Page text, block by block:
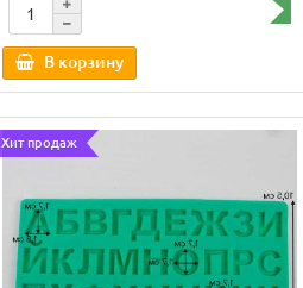
Молд силиконовый С Днем
Рождения
Длина:4,2 см
Ширина:10,5 см
Страна произв.:
Россия
Материал:
Пищевой
силикон
В корзину
Хит продаж